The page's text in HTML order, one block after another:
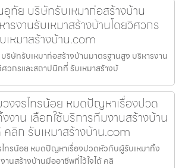
อุทัย บริษัทรับเหมาก่อสร้างบ้าน
รงานรับเหมาสร้างบ้านโดยวิศวกร
หมาสร้างบ้าน.com
ริษัทรับเหมาก่อสร้างบ้านมาตรฐานสูง บริหารงาน
ศวกรและสถาปนิกที่ รับเหมาสร้างบ้
งจรไทรน้อย หมดปัญหาเรื่องปวด
งาน เลือกใช้บริการทีมงานสร้างบ้าน
คลิก รับเหมาสร้างบ้าน.com
ทรน้อย หมดปัญหาเรื่องปวดหัวกับผู้รับเหมาทิ้ง
านสร้างบ้านมืออาชีพที่ไว้ใจได้ คลิ